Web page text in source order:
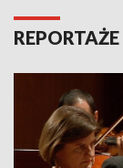
REPORTAŻE